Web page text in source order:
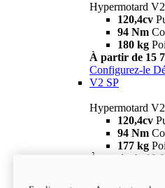
Hypermotard V2
120,4cv
94 Nm
180 kg
À partir de 15
Configurez-le
V2 SP
Hypermotard
120,4cv
94 Nm
177 kg
À partir de 19
new
V2 SP 100